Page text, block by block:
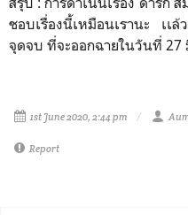
ชอบเรื่องนี้เหมือนเรานะ เเ
จุดจบ ที่จะออกฉายในวันที่
1st June 2020, 2:44 pm
Report